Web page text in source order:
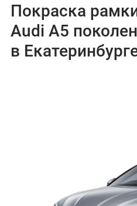
Покраска
Audi A5
в